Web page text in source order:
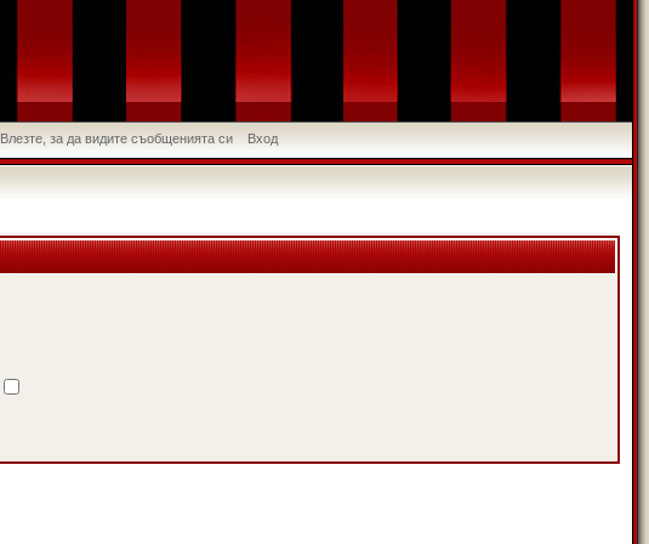
Влезте, за да видите съобщенията си Вход